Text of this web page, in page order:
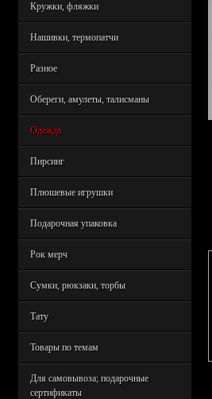
Кружки, фляжки
Нашивки, термопатчи
Разное
Обереги, амулеты, талисманы
Одежда
Пирсинг
Плюшевые игрушки
Подарочная упаковка
Рок мерч
Сумки, рюкзаки, торбы
Тату
Товары по темам
Для самовывоза; подарочные
сертификаты